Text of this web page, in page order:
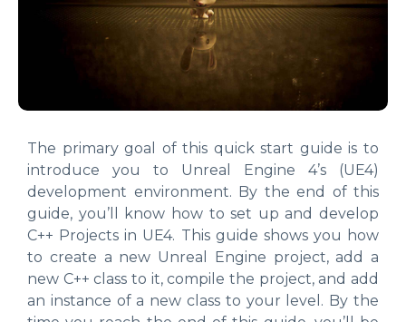
The primary goal of this quick start guide is to
introduce you to Unreal Engine 4’s (UE4)
development environment. By the end of this
guide, you’ll know how to set up and develop
C++ Projects in UE4. This guide shows you how
to create a new Unreal Engine project, add a
new C++ class to it, compile the project, and add
an instance of a new class to your level. By the